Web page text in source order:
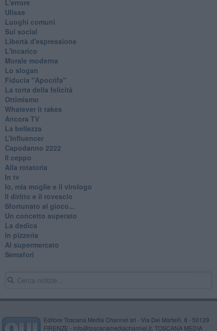
L'errore
Ulisse
Luoghi comuni
Sui social
Libertà d'espressione
L'incarico
Morale moderna
Lo slogan
Fiducia "Apocrifa"
La torta della felicità
Ottimismo
Whatever it takes
Ancora TV
La bellezza
L’Influencer
​Capodanno 2222
Il ceppo
Alla rotatoria
In tv
Io, mia moglie e il virologo
Il diritto e il rovescio
Sfortunato al gioco...
Un concetto superato
La dedica
In pizzeria
Al supermercato
Semafori
Editore Toscana Media Channel srl - Via Dei Martelli, 8 - 50129
FIRENZE - info@toscanamediachannel.it. TOSCANA MEDIA